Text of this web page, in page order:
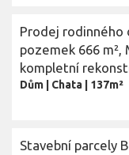
Prodej rodinného
pozemek 666 m²,
kompletní
Dům Chata 137m²
Stavební parcely